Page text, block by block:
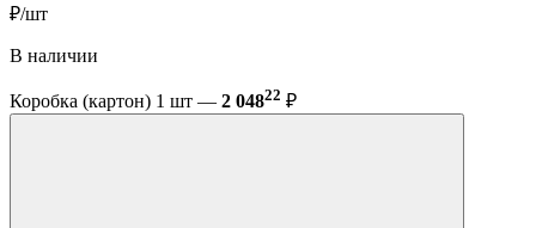
₽/шт
В наличии
Коробка (картон) 1 шт — 2 04822 ₽